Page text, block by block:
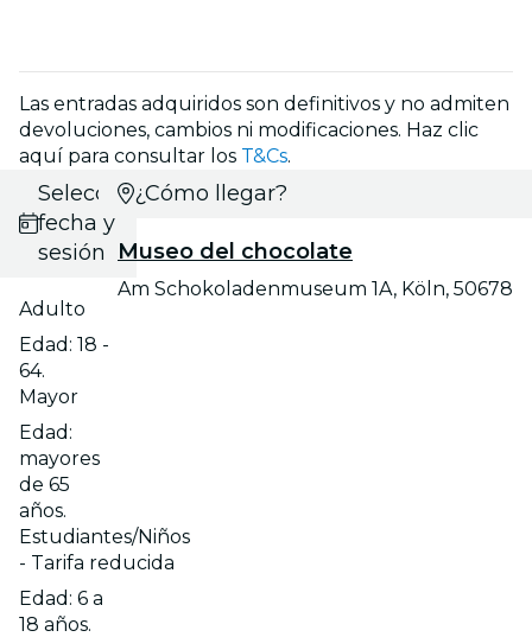
Las entradas adquiridos son definitivos y no admiten
devoluciones, cambios ni modificaciones. Haz clic
aquí para consultar los T&Cs.
Selecciona
fecha y
sesión
Adulto
Edad: 18 -
64.
Mayor
Edad:
mayores
de 65
años.
Estudiantes/Niños
- Tarifa reducida
Edad: 6 a
18 años.
¿Cómo llegar?
Museo del chocolate
Am Schokoladenmuseum 1A, Köln, 50678